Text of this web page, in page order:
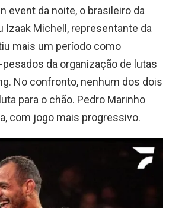
event da noite, o brasileiro da
Izaak Michell, representante da
mais um período como
da organização de lutas
No confronto, nenhum dos dois
para o chão. Pedro Marinho
com jogo mais progressivo.